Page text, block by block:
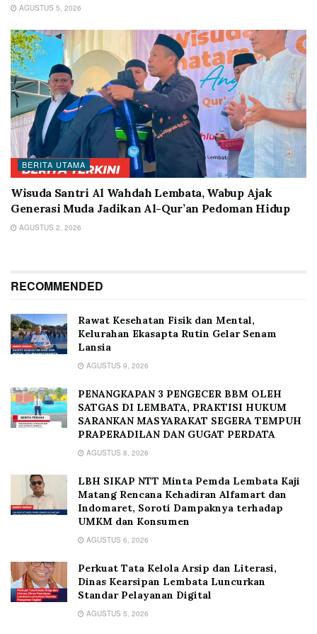
AGUSTUS 5, 2026
BERITA UTAMA
Wisuda Santri Al Wahdah Lembata, Wabup Ajak
Generasi Muda Jadikan Al-Qur’an Pedoman Hidup
AGUSTUS 2, 2026
RECOMMENDED
Rawat Kesehatan Fisik dan Mental,
Kelurahan Ekasapta Rutin Gelar Senam
Lansia
AGUSTUS 9, 2026
PENANGKAPAN 3 PENGECER BBM OLEH
SATGAS DI LEMBATA, PRAKTISI HUKUM
SARANKAN MASYARAKAT SEGERA TEMPUH
PRAPERADILAN DAN GUGAT PERDATA
AGUSTUS 8, 2026
LBH SIKAP NTT Minta Pemda Lembata Kaji
Matang Rencana Kehadiran Alfamart dan
Indomaret, Soroti Dampaknya terhadap
UMKM dan Konsumen
AGUSTUS 6, 2026
Perkuat Tata Kelola Arsip dan Literasi,
Dinas Kearsipan Lembata Luncurkan
Standar Pelayanan Digital
AGUSTUS 5, 2026